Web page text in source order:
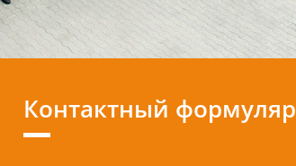
Контактный формуляр